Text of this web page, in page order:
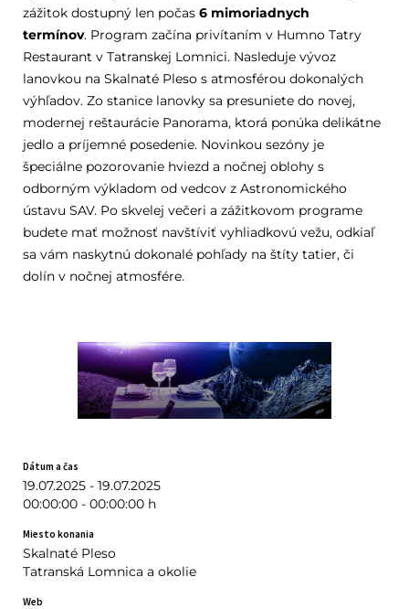
zážitok dostupný len počas6 mimoriadnych
termínov. Program začína privítaním v Humno Tatry
Restaurant v Tatranskej Lomnici. Nasleduje vývoz
lanovkou na Skalnaté Pleso s atmosférou dokonalých
výhľadov. Zo stanice lanovky sa presuniete do novej,
modernej reštaurácie Panorama, ktorá ponúka delikátne
jedlo a príjemné posedenie. Novinkou sezóny je
špeciálne pozorovanie hviezd a nočnej oblohy s
odborným výkladom od vedcov z Astronomického
ústavu SAV. Po skvelej večeri a zážitkovom programe
budete mať možnosť navštíviť vyhliadkovú vežu, odkiaľ
sa vám naskytnú dokonalé pohľady na štíty tatier, či
dolín v nočnej atmosfére.
Dátum a čas
19.07.2025 - 19.07.2025
00:00:00 - 00:00:00 h
Miesto konania
Skalnaté Pleso
Tatranská Lomnica a okolie
Web